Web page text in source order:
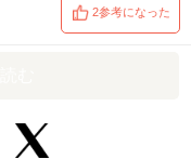
2参考になった